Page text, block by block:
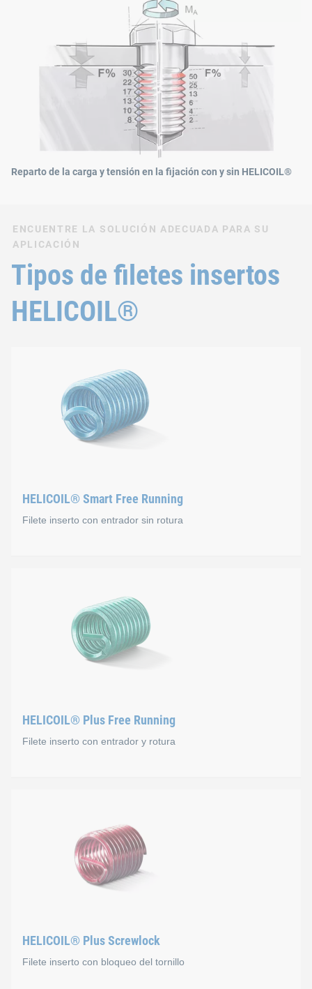
Reparto de la carga y tensión en la fijación con y sin HELICOIL®
ENCUENTRE LA SOLUCIÓN ADECUADA PARA SU
APLICACIÓN
Tipos de filetes insertos
HELICOIL®
HELICOIL® Smart Free Running
Filete inserto con entrador sin rotura
Este filete inserto combina las ventajas del HELICOIL®
Cada hilo del inserto, de perfil rómbico precisamente
HELICOIL® Plus Free Running
Filete inserto con entrador y rotura
El filete inserto de alambre con perfil rómbico
La dimensión de la rosca ISO que se obtiene cumple con
HELICOIL® Plus Screwlock
Filete inserto con bloqueo del tornillo